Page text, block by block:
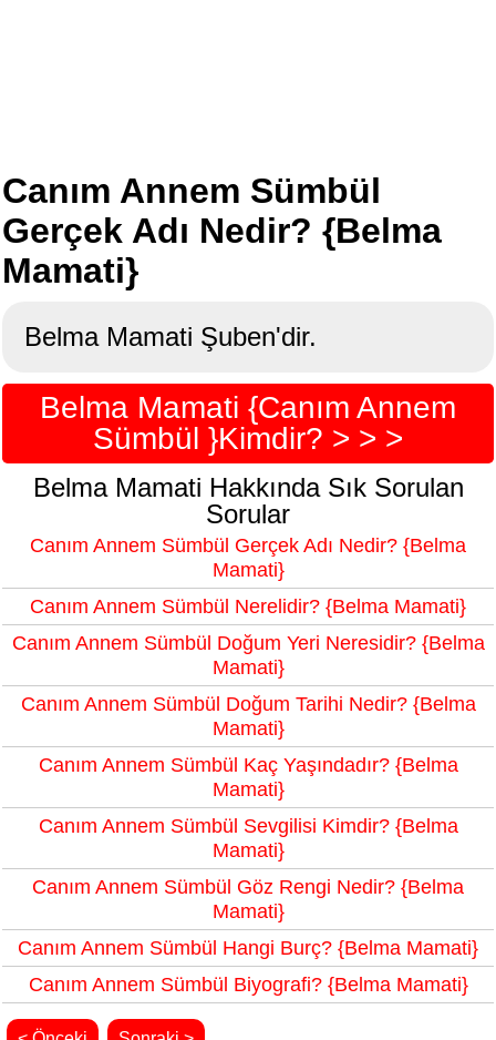
Canım Annem Sümbül
Gerçek Adı Nedir? {Belma
Mamati}
Belma Mamati Şuben'dir.
Belma Mamati {Canım Annem
Sümbül }Kimdir? > > >
Belma Mamati Hakkında Sık Sorulan
Sorular
Canım Annem Sümbül Gerçek Adı Nedir? {Belma
Mamati}
Canım Annem Sümbül Nerelidir? {Belma Mamati}
Canım Annem Sümbül Doğum Yeri Neresidir? {Belma
Mamati}
Canım Annem Sümbül Doğum Tarihi Nedir? {Belma
Mamati}
Canım Annem Sümbül Kaç Yaşındadır? {Belma
Mamati}
Canım Annem Sümbül Sevgilisi Kimdir? {Belma
Mamati}
Canım Annem Sümbül Göz Rengi Nedir? {Belma
Mamati}
Canım Annem Sümbül Hangi Burç? {Belma Mamati}
Canım Annem Sümbül Biyografi? {Belma Mamati}